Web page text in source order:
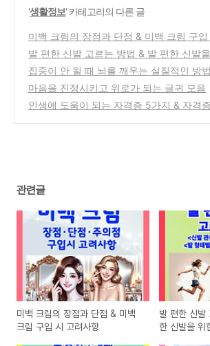
'생활정보' 카테고리의 다른 글
미백 크림의 장점과 단점 & 미백 크림 구입
고려사항
(0)
발 편한 신발 고르는 방법 & 발 편한 신발
한 관리법과 장기적인 착화감 유지 방법 &
형태별 맞춤 신발 브랜드 추천
(0)
집중이 안 될 때 뇌를 깨우는 실질적인 방
공부할 때 졸음 막기 위한 실질적 방법 &
력 높이는 환경 만드는 법
(0)
마음을 진정시키고 위로가 되는 글귀 모음
인생에 도움이 되는 자격증 5가지 & 자격
관련글
미백 크림의 장점과 단점 & 미백
크림 구입 시 고려사항
발 편한 신발
한 신발을 위